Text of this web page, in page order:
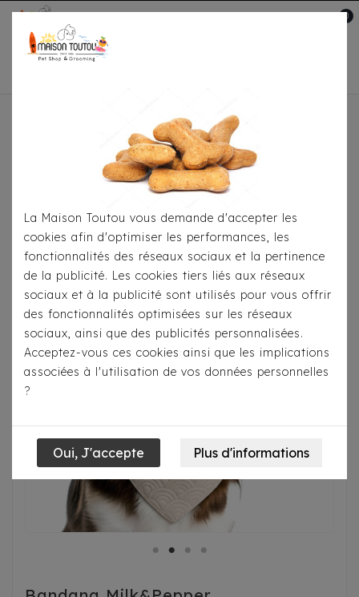
0
Accueil
Pour
Accessoires
Bandana Milk&Pepper -
Kimi Boutis Taupe
La Maison Toutou vous demande d'accepter les
cookies afin d'optimiser les performances, les
fonctionnalités des réseaux sociaux et la pertinence
de la publicité. Les cookies tiers liés aux réseaux
sociaux et à la publicité sont utilisés pour vous offrir
des fonctionnalités optimisées sur les réseaux
sociaux, ainsi que des publicités personnalisées.
Acceptez-vous ces cookies ainsi que les implications
associées à l'utilisation de vos données personnelles
?